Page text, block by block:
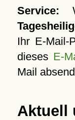
Service:
Ihr E-Mail-
dieses E-
Mail
Aktuell